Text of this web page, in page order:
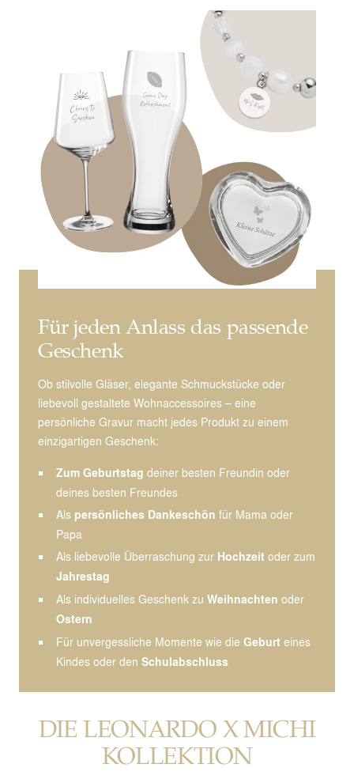
Für jeden Anlass das passende
Geschenk
Ob stilvolle Gläser, elegante Schmuckstücke oder
liebevoll gestaltete Wohnaccessoires – eine
persönliche Gravur macht jedes Produkt zu einem
einzigartigen Geschenk:
Zum Geburtstag deiner besten Freundin oder
deines besten Freundes
Als persönliches Dankeschön für Mama oder
Papa
Als liebevolle Überraschung zur Hochzeitoder zum
Jahrestag
Als individuelles Geschenk zu Weihnachten oder
Ostern
Für unvergessliche Momente wie die Geburt eines
Kindes oder den Schulabschluss
DIE LEONARDO X MICHI
KOLLEKTION